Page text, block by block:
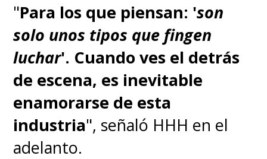
"Para los que piensan: 'son
solo unos tipos que fingen
luchar'. Cuando ves el detrás
de escena, es inevitable
enamorarse de esta
industria", señaló HHH en el
adelanto.